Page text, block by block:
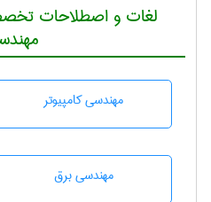
لغات و اصطلاحات
مهندسی كامپيوتر
مهندسی برق